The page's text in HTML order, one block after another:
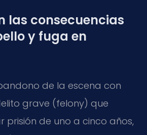
las consecuencias
y fuga en
de la escena con
grave (felony) que
prisión de uno a cinco años,